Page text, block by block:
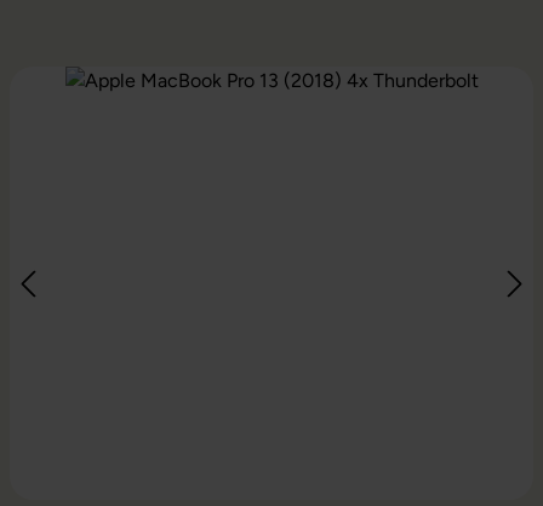
Bildergalerie überspringen